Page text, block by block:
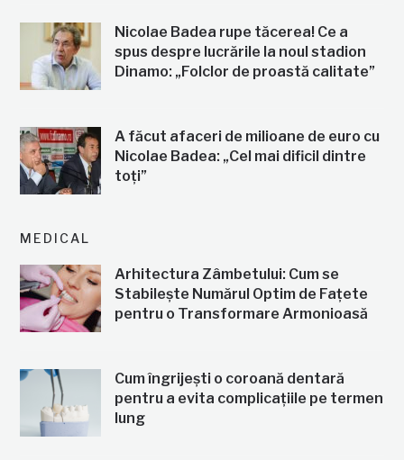
Nicolae Badea rupe tăcerea! Ce a
spus despre lucrările la noul stadion
Dinamo: „Folclor de proastă calitate”
A făcut afaceri de milioane de euro cu
Nicolae Badea: „Cel mai dificil dintre
toți”
MEDICAL
Arhitectura Zâmbetului: Cum se
Stabilește Numărul Optim de Fațete
pentru o Transformare Armonioasă
Cum îngrijești o coroană dentară
pentru a evita complicațiile pe termen
lung